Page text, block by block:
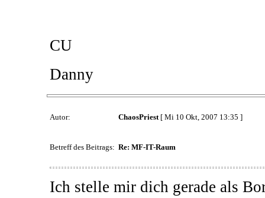
CU
Danny
Autor: ChaosPriest[ Mi 10 Okt, 2007 13:35 ]
Betreff des Beitrags: Re: MF-IT-Raum
Ich stelle mir dich gerade als